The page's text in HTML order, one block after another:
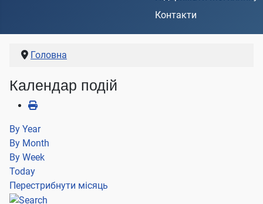
Контакти
Головна
Календар подій
By Year
By Month
By Week
Today
Перестрибнути місяць